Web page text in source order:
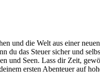
und die Welt aus einer
du das Steuer sicher und
und Seen. Lass dir Zeit,
ersten Abenteuer auf